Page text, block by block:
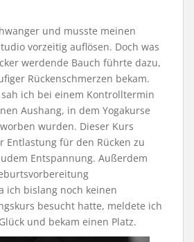
und musste meinen
vorzeitig auflösen. Doch was
werdende Bauch führte dazu,
Rückenschmerzen bekam.
ich bei einem Kontrolltermin
Aushang, in dem Yogakurse
wurden. Dieser Kurs
Entlastung für den Rücken zu
Entspannung. Außerdem
ich bislang noch keinen
besucht hatte, meldete ich
und bekam einen Platz.